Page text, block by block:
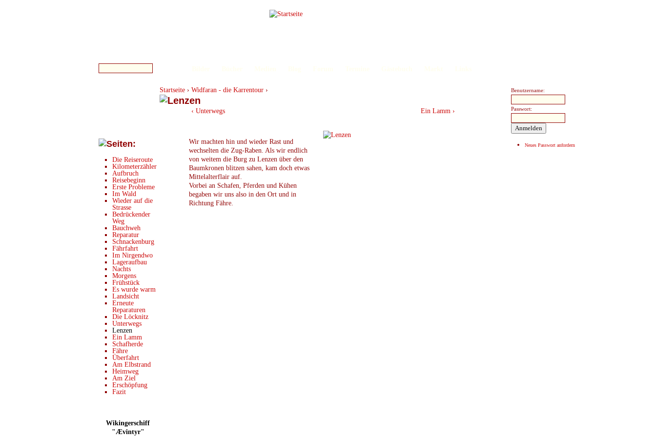
Startseite › Widfaran - die Karrentour ›
‹ Unterwegs Ein Lamm ›
Wir machten hin und wieder Rast und
wechselten die Zug-Raben. Als wir endlich
von weitem die Burg zu Lenzen über den
Baumkronen blitzen sahen, kam doch etwas
Mittelalterflair auf.
Vorbei an Schafen, Pferden und Kühen
begaben wir uns also in den Ort und in
Richtung Fähre.
Die Reiseroute
Kilometerzähler
Aufbruch
Reisebeginn
Erste Probleme
Im Wald
Wieder auf die
Strasse
Bedrückender
Weg
Bauchweh
Reparatur
Schnackenburg
Fährfahrt
Im Nirgendwo
Lageraufbau
Nachts
Morgens
Frühstück
Es wurde warm
Landsicht
Erneute
Reparaturen
Die Löcknitz
Unterwegs
Lenzen
Ein Lamm
Schafherde
Fähre
Überfahrt
Am Elbstrand
Heimweg
Am Ziel
Erschöpfung
Fazit
Wikingerschiff
"Ævintyr"
Benutzername:
Passwort:
Neues Passwort anfordern